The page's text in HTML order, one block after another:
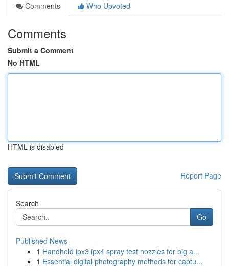
Comments
Who Upvoted
Comments
Submit a Comment
No HTML
HTML is disabled
Report Page
Search
Go
Published News
1 Handheld ipx3 ipx4 spray test nozzles for big a...
1 Essential digital photography methods for captu...